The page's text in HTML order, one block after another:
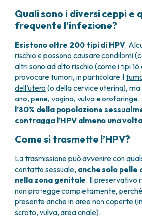
Quali sono i diversi ceppi e
frequente l’infezione?
Esistono oltre 200 tipi di HPV.
rischio e possono causare condilomi
altri sono ad alto rischio (come i tipi 16
provocare tumori, in particolare il
dell’utero (o della cervice uterina),
ano, pene, vagina, vulva e orofaringe.
l’80% della popolazione
contragga l’HPV almeno una volta
Come si trasmette l’HPV?
La trasmissione può avvenire con
contatto sessuale, anche solo pelle
nella zona genitale. Il preservativo
non protegge completamente,
presente anche in aree non coperte
scroto, vulva, area anale).